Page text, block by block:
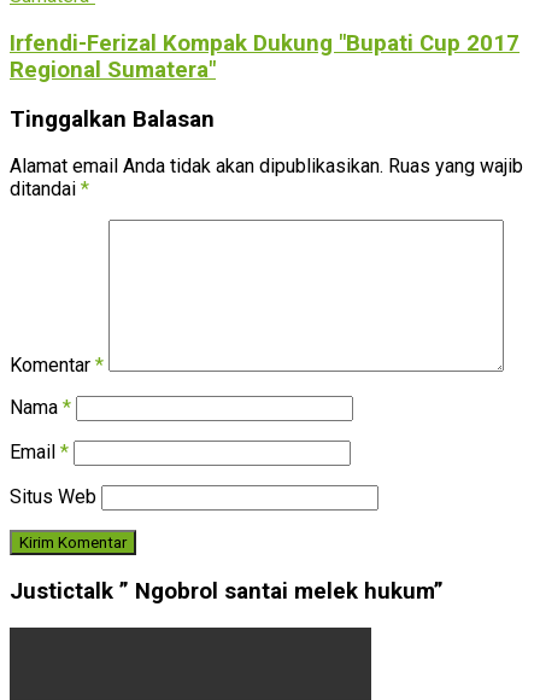
Irfendi-Ferizal Kompak Dukung "Bupati Cup 2017
Regional Sumatera"
Tinggalkan Balasan
Alamat email Anda tidak akan dipublikasikan. Ruas yang wajib
ditandai *
Komentar *
Nama *
Email *
Situs Web
Justictalk ” Ngobrol santai melek hukum”